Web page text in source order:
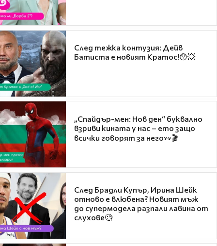
След тежка контузия: Дейв
Батиста е новият Кратос!😯💥
„Спайдър-мен: Нов ден“ буквално
взриви кината у нас – ето защо
всички говорят за него👀🎬
След Брадли Купър, Ирина Шейк
отново е влюбена? Новият мъж
до супермодела разпали лавина от
слухове🧐